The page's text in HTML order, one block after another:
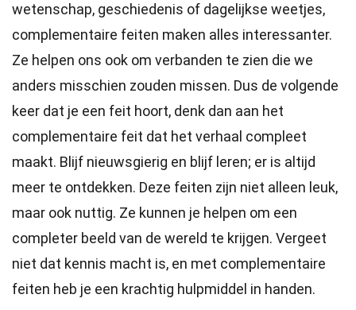
wetenschap, geschiedenis of dagelijkse weetjes,
complementaire feiten maken alles interessanter.
Ze helpen ons ook om verbanden te zien die we
anders misschien zouden missen. Dus de volgende
keer dat je een feit hoort, denk dan aan het
complementaire feit dat het verhaal compleet
maakt. Blijf nieuwsgierig en blijf leren; er is altijd
meer te ontdekken. Deze feiten zijn niet alleen leuk,
maar ook nuttig. Ze kunnen je helpen om een
completer beeld van de wereld te krijgen. Vergeet
niet dat kennis macht is, en met complementaire
feiten heb je een krachtig hulpmiddel in handen.